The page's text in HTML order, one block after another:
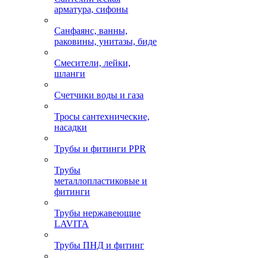
арматура, сифоны
Санфаянс, ванны,
раковины, унитазы, биде
Смесители, лейки,
шланги
Счетчики воды и газа
Тросы сантехнические,
насадки
Трубы и фитинги PPR
Трубы
металлопластиковые и
фитинги
Трубы нержавеющие
LAVITA
Трубы ПНД и фитинг